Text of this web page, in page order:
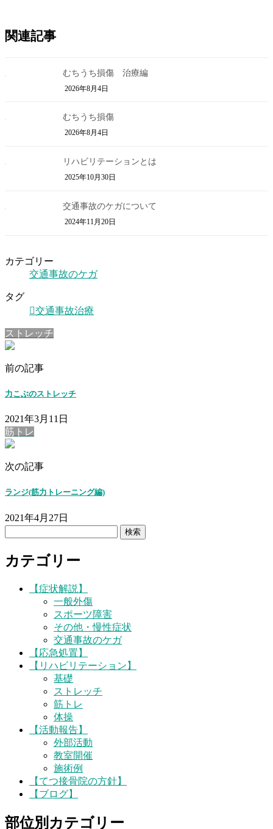
関連記事
むちうち損傷 治療編
2026年8月4日
むちうち損傷
2026年8月4日
リハビリテーションとは
2025年10月30日
交通事故のケガについて
2024年11月20日
カテゴリー
交通事故のケガ
タグ
交通事故治療
ストレッチ
前の記事
力こぶのストレッチ
2021年3月11日
筋トレ
次の記事
ランジ(筋力トレーニング編)
2021年4月27日
カテゴリー
【症状解説】
一般外傷
スポーツ障害
その他・慢性症状
交通事故のケガ
【応急処置】
【リハビリテーション】
基礎
ストレッチ
筋トレ
体操
【活動報告】
外部活動
教室開催
施術例
【てつ接骨院の方針】
【ブログ】
部位別カテゴリー